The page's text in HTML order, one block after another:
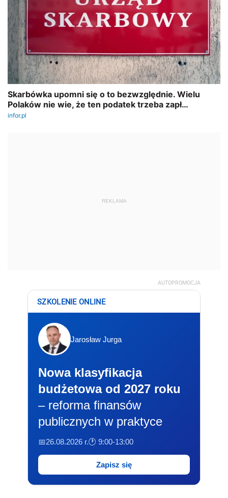
REKLAMA
AUTOPROMOCJA
SZKOLENIE ONLINE
Jarosław Jurga
Nowa klasyfikacja
budżetowa od 2027 roku
– reforma finansów
publicznych w praktyce
📅26.08.2026 r.🕐 9:00-13:00
Zapisz się